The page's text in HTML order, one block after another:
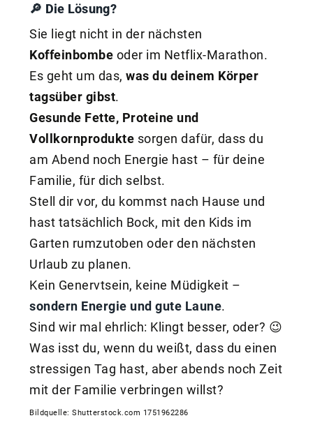
🔎 Die Lösung?
Sie liegt nicht in der nächsten
Koffeinbombe oder im Netflix-Marathon.
Es geht um das, was du deinem Körper
tagsüber gibst.
Gesunde Fette, Proteine und
Vollkornprodukte sorgen dafür, dass du
am Abend noch Energie hast – für deine
Familie, für dich selbst.
Stell dir vor, du kommst nach Hause und
hast tatsächlich Bock, mit den Kids im
Garten rumzutoben oder den nächsten
Urlaub zu planen.
Kein Genervtsein, keine Müdigkeit –
sondern Energie und gute Laune.
Sind wir mal ehrlich: Klingt besser, oder? 😉
Was isst du, wenn du weißt, dass du einen
stressigen Tag hast, aber abends noch Zeit
mit der Familie verbringen willst?
Bildquelle: Shutterstock.com 1751962286